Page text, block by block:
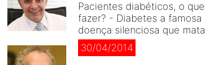
Pacientes diabéticos, o que
fazer? - Diabetes a famosa
doença silenciosa que mata
30/04/2014